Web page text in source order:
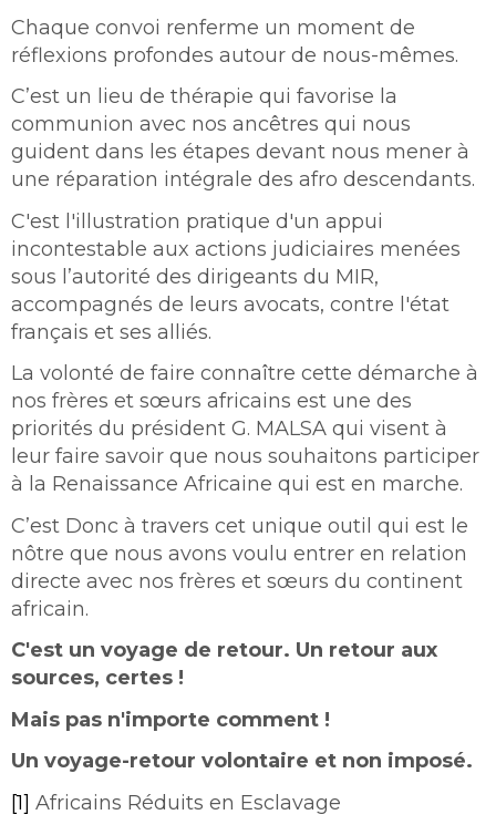
Chaque convoi renferme un moment de
réflexions profondes autour de nous-mêmes.
C’est un lieu de thérapie qui favorise la
communion avec nos ancêtres qui nous
guident dans les étapes devant nous mener à
une réparation intégrale des afro descendants.
C'est l'illustration pratique d'un appui
incontestable aux actions judiciaires menées
sous l’autorité des dirigeants du MIR,
accompagnés de leurs avocats, contre l'état
français et ses alliés.
La volonté de faire connaître cette démarche à
nos frères et sœurs africains est une des
priorités du président G. MALSA qui visent à
leur faire savoir que nous souhaitons participer
à la Renaissance Africaine qui est en marche.
C’est Donc à travers cet unique outil qui est le
nôtre que nous avons voulu entrer en relation
directe avec nos frères et sœurs du continent
africain.
C'est un voyage de retour. Un retour aux
sources, certes !
Mais pas n'importe comment !
Un voyage-retour volontaire et non imposé.
[1] Africains Réduits en Esclavage